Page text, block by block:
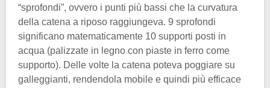
“sprofondi”, ovvero i punti più bassi che la curvatura
della catena a riposo raggiungeva. 9 sprofondi
significano matematicamente 10 supporti posti in
acqua (palizzate in legno con piaste in ferro come
supporto). Delle volte la catena poteva poggiare su
galleggianti, rendendola mobile e quindi più efficace